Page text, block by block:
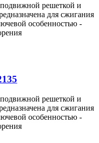
решеткой и
для сжигания
особенностью -
решеткой и
для сжигания
особенностью -